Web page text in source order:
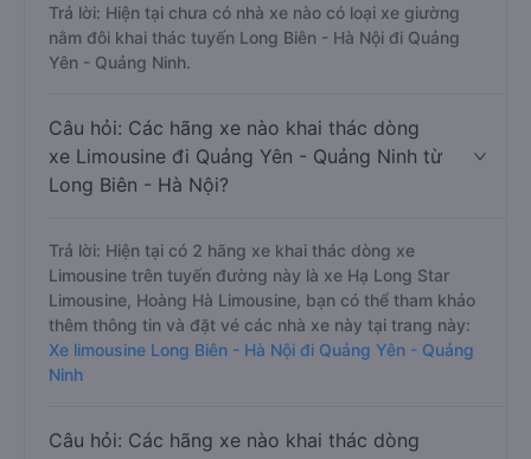
Trả lời: Hiện tại chưa có nhà xe nào có loại xe giường
nằm đôi khai thác tuyến Long Biên - Hà Nội đi Quảng
Yên - Quảng Ninh.
Câu hỏi: Các hãng xe nào khai thác dòng
xe Limousine đi Quảng Yên - Quảng Ninh từ
Long Biên - Hà Nội?
Trả lời: Hiện tại có 2 hãng xe khai thác dòng xe
Limousine trên tuyến đường này là xe Hạ Long Star
Limousine, Hoàng Hà Limousine, bạn có thể tham khảo
thêm thông tin và đặt vé các nhà xe này tại trang này:
Xe limousine Long Biên - Hà Nội đi Quảng Yên - Quảng
Ninh
Câu hỏi: Các hãng xe nào khai thác dòng